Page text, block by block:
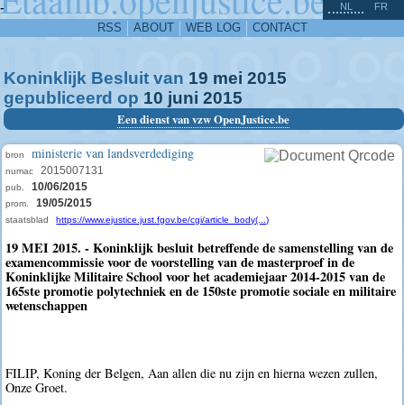
-
RSS ABOUT WEB LOG CONTACT
NL FR
Koninklijk Besluit van 19 mei 2015
gepubliceerd op 10 juni 2015
Een dienst van vzw OpenJustice.be
bron ministerie van landsverdediging
numac 2015007131
pub. 10/06/2015
prom. 19/05/2015
staatsblad https://www.ejustice.just.fgov.be/cgi/article_body(...)
19 MEI 2015. - Koninklijk besluit betreffende de samenstelling van de
examencommissie voor de voorstelling van de masterproef in de
Koninklijke Militaire School voor het academiejaar 2014-2015 van de
165ste promotie polytechniek en de 150ste promotie sociale en militaire
wetenschappen
FILIP, Koning der Belgen, Aan allen die nu zijn en hierna wezen zullen,
Onze Groet.
^